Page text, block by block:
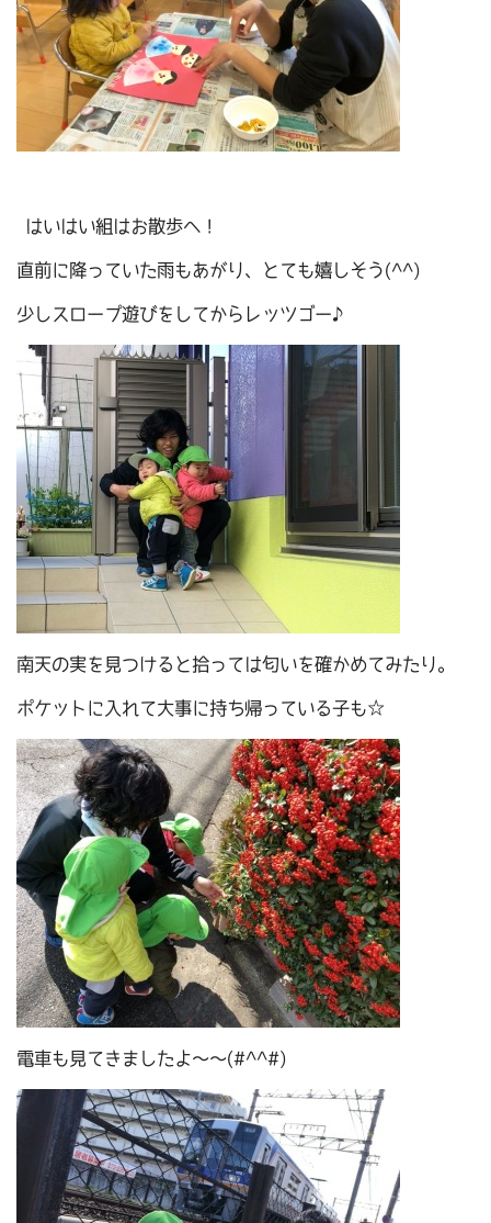
はいはい組はお散歩へ！
直前に降っていた雨もあがり、とても嬉しそう(^^)
少しスロープ遊びをしてからレッツゴー♪
南天の実を見つけると拾っては匂いを確かめてみたり。
ポケットに入れて大事に持ち帰っている子も☆
電車も見てきましたよ～～(#^^#)